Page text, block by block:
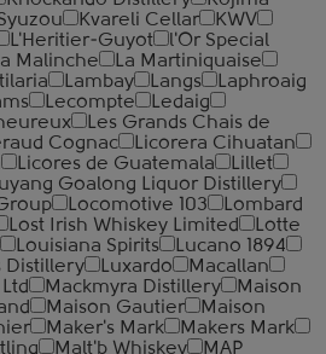
Kvareli Cellar
KWV
L'Heritier-Guyot
l'Or Special
Malinche
La Martiniquaise
Lambay Langs
Laphroaig
Lecompte
Ledaig
Les Grands Chais de
Cognac
Licorera Cihuatan
Licores de Guatemala
Lillet
Goalong Liquor Distillery
Locomotive 103
Lombard
Lost Irish Whiskey Limited
Lotte
Louisiana Spirits
Lucano 1894
Distillery Luxardo
Macallan
Mackmyra Distillery
Maison
Maison Gautier
Maison
Maker's Mark
Makers Mark
Malt'b Whiskey
MAP